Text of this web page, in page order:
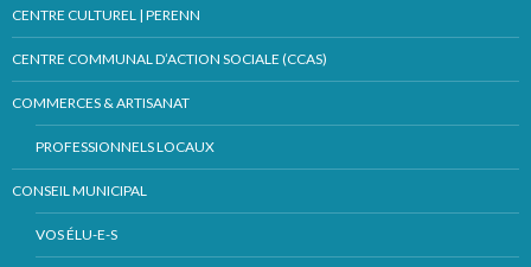
CENTRE CULTUREL | PERENN
CENTRE COMMUNAL D’ACTION SOCIALE (CCAS)
COMMERCES & ARTISANAT
PROFESSIONNELS LOCAUX
CONSEIL MUNICIPAL
VOS ÉLU-E-S